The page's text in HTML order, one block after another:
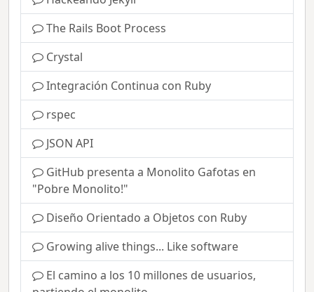
The Rails Boot Process
Crystal
Integración Continua con Ruby
rspec
JSON API
GitHub presenta a Monolito Gafotas en
"Pobre Monolito!"
Diseño Orientado a Objetos con Ruby
Growing alive things... Like software
El camino a los 10 millones de usuarios,